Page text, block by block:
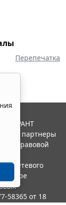
Перепечатка
ГАРАНТ
и ее партнеры
правовой
сетевого
сфере
58365 от 18